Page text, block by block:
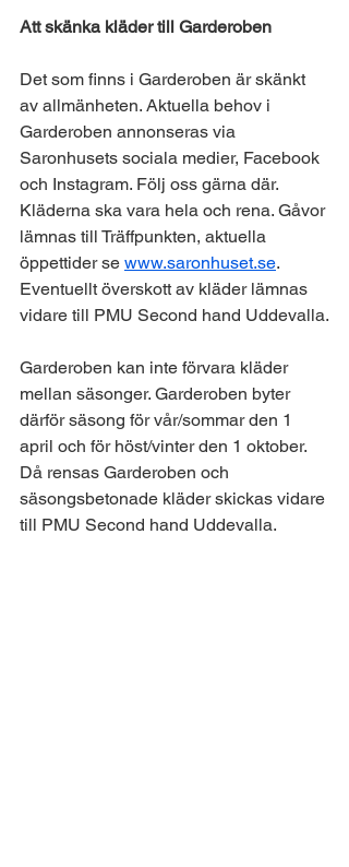
Att skänka kläder till Garderoben
Det som finns i Garderoben är skänkt
av allmänheten. Aktuella behov i
Garderoben annonseras via
Saronhusets sociala medier, Facebook
och Instagram. Följ oss gärna där.
Kläderna ska vara hela och rena. Gåvor
lämnas till Träffpunkten, aktuella
öppettider se www.saronhuset.se.
Eventuellt överskott av kläder lämnas
vidare till PMU Second hand Uddevalla.
Garderoben kan inte förvara kläder
mellan säsonger. Garderoben byter
därför säsong för vår/sommar den 1
april och för höst/vinter den 1 oktober.
Då rensas Garderoben och
säsongsbetonade kläder skickas vidare
till PMU Second hand Uddevalla.